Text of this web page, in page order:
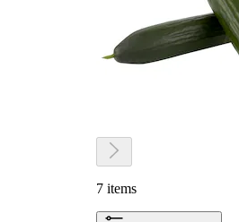
7 items